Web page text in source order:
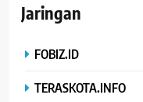
Jaringan
FOBIZ.ID
TERASKOTA.INFO